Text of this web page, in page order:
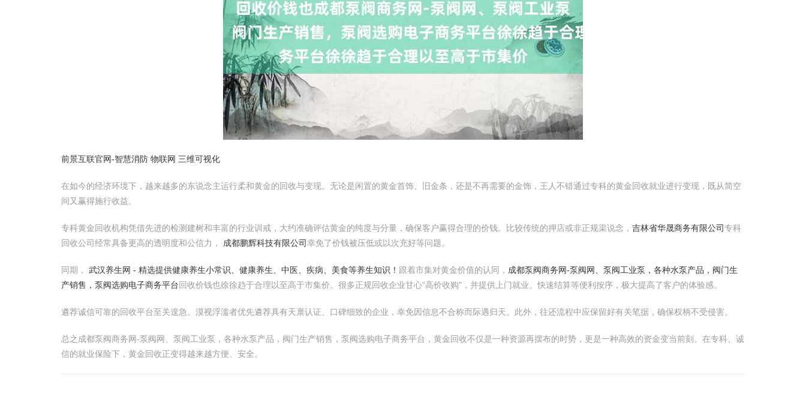
前景互联官网-智慧消防 物联网 三维可视化
在如今的经济环境下，越来越多的东说念主运行柔和黄金的回收与变现。无论是闲置的黄金首饰、旧金条，还是不再需要的金饰，王人不错通过专科的黄金回收就业进行变现，既从简空
间又赢得施行收益。
专科黄金回收机构凭借先进的检测建树和丰富的行业训戒，大约准确评估黄金的纯度与分量，确保客户赢得合理的价钱。比较传统的押店或非正规渠说念， 吉林省华晟商务有限公司专科
回收公司经常具备更高的透明度和公信力， 成都鹏辉科技有限公司幸免了价钱被压低或以次充好等问题。
同期， 武汉养生网 - 精选提供健康养生小常识、健康养生、中医、疾病、美食等养生知识！ 跟着市集对黄金价值的认同， 成都泵阀商务网-泵阀网、泵阀工业泵，各种水泵产品，阀门生
产销售，泵阀选购电子商务平台回收价钱也徐徐趋于合理以至高于市集价。很多正规回收企业甘心“高价收购”，并提供上门就业、快速结算等便利按序，极大提高了客户的体验感。
遴荐诚信可靠的回收平台至关遑急。漠视浮滥者优先遴荐具有天禀认证、口碑细致的企业，幸免因信息不合称而际遇归天。此外，往还流程中应保留好有关笔据，确保权柄不受侵害。
总之成都泵阀商务网-泵阀网、泵阀工业泵，各种水泵产品，阀门生产销售，泵阀选购电子商务平台，黄金回收不仅是一种资源再摆布的时势，更是一种高效的资金变当前刻。在专科、诚
信的就业保险下，黄金回收正变得越来越方便、安全。